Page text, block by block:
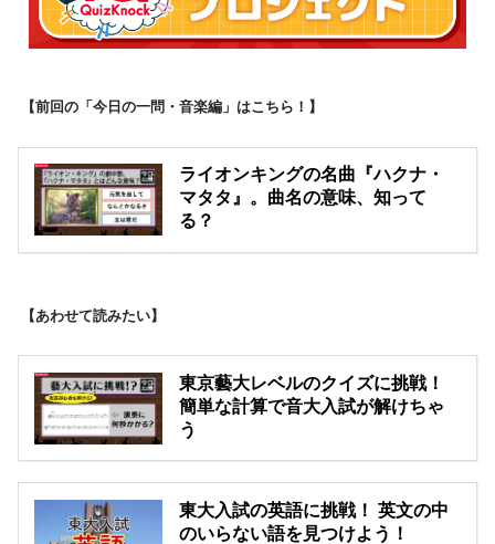
【前回の「今日の一問・音楽編」はこちら！】
ライオンキングの名曲『ハクナ・
マタタ』。曲名の意味、知って
る？
【あわせて読みたい】
東京藝大レベルのクイズに挑戦！
簡単な計算で音大入試が解けちゃ
う
東大入試の英語に挑戦！ 英文の中
のいらない語を見つけよう！